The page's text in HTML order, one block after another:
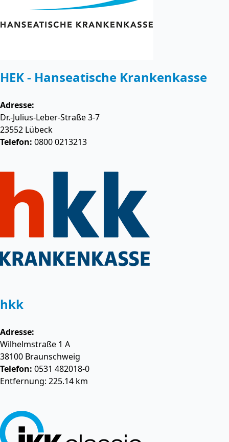
HEK - Hanseatische Krankenkasse
Adresse:
Dr.-Julius-Leber-Straße 3-7
23552 Lübeck
Telefon: 0800 0213213
hkk
Adresse:
Wilhelmstraße 1 A
38100 Braunschweig
Telefon: 0531 482018-0
Entfernung: 225.14 km